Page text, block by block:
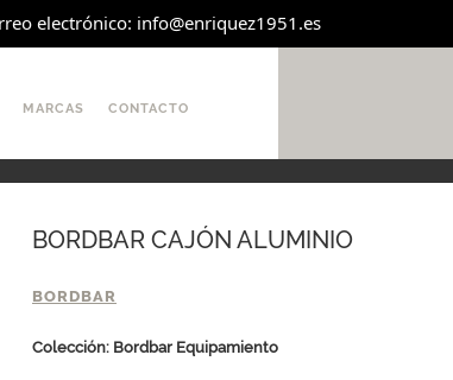
electrónico: info@enriquez1951.es
MARCAS CONTACTO
BORDBAR CAJÓN ALUMINIO
BORDBAR
Colección: Bordbar Equipamiento